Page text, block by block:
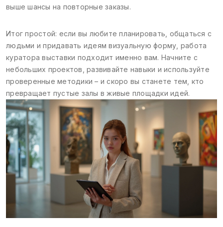
выше шансы на повторные заказы.
Итог простой: если вы любите планировать, общаться с
людьми и придавать идеям визуальную форму, работа
куратора выставки подходит именно вам. Начните с
небольших проектов, развивайте навыки и используйте
проверенные методики – и скоро вы станете тем, кто
превращает пустые залы в живые площадки идей.